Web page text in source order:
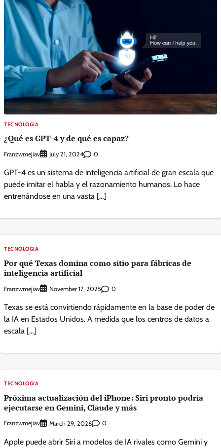
TECNOLOGIA
¿Qué es GPT-4 y de qué es capaz?
Franzwmejiav July 21, 2024 0
GPT-4 es un sistema de inteligencia artificial de gran escala que
puede imitar el habla y el razonamiento humanos. Lo hace
entrenándose en una vasta […]
TECNOLOGIA
Por qué Texas domina como sitio para fábricas de
inteligencia artificial
Franzwmejiav November 17, 2025 0
Texas se está convirtiendo rápidamente en la base de poder de
la IA en Estados Unidos. A medida que los centros de datos a
escala […]
TECNOLOGIA
Próxima actualización del iPhone: Siri pronto podría
ejecutarse en Gemini, Claude y más
Franzwmejiav March 29, 2026 0
Apple puede abrir Siri a modelos de IA rivales como Gemini y